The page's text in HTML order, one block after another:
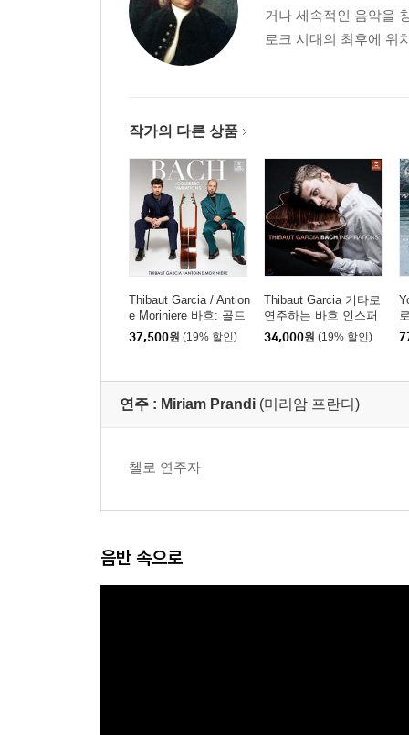
거나 세속적인 음악을
로크 시대의 최후에 위
작가의 다른 상품
Thibaut Garcia / Antion
e Moriniere 바흐: 골드
베르크 변주곡 (Bach:
Goldberg Variations) [S
37,500원 (19% 할인)
Thibaut Garcia 기타로
연주하는 바흐 인스퍼
레이션 (Bach Inspiratio
ns) [UHQCD]
34,000원 (19% 할인)
연주 : Miriam Prandi (미리암 프란디)
첼로 연주자
음반 속으로